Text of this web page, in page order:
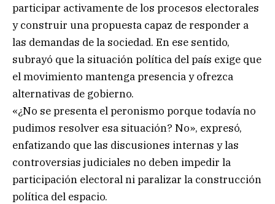
participar activamente de los procesos electorales
y construir una propuesta capaz de responder a
las demandas de la sociedad. En ese sentido,
subrayó que la situación política del país exige que
el movimiento mantenga presencia y ofrezca
alternativas de gobierno.
«¿No se presenta el peronismo porque todavía no
pudimos resolver esa situación? No», expresó,
enfatizando que las discusiones internas y las
controversias judiciales no deben impedir la
participación electoral ni paralizar la construcción
política del espacio.